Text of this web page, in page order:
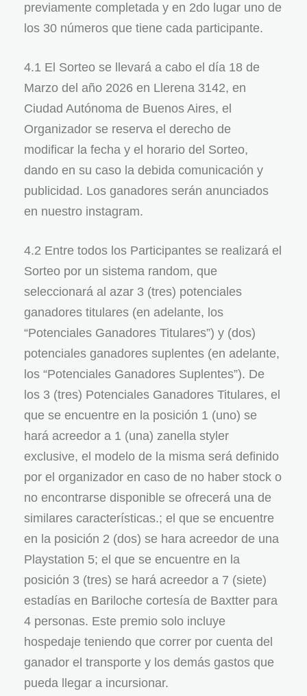
previamente completada y en 2do lugar uno de
los 30 números que tiene cada participante.
4.1 El Sorteo se llevará a cabo el día 18 de
Marzo del año 2026 en Llerena 3142, en
Ciudad Autónoma de Buenos Aires, el
Organizador se reserva el derecho de
modificar la fecha y el horario del Sorteo,
dando en su caso la debida comunicación y
publicidad. Los ganadores serán anunciados
en nuestro instagram.
4.2 Entre todos los Participantes se realizará el
Sorteo por un sistema random, que
seleccionará al azar 3 (tres) potenciales
ganadores titulares (en adelante, los
“Potenciales Ganadores Titulares”) y (dos)
potenciales ganadores suplentes (en adelante,
los “Potenciales Ganadores Suplentes”). De
los 3 (tres) Potenciales Ganadores Titulares, el
que se encuentre en la posición 1 (uno) se
hará acreedor a 1 (una) zanella styler
exclusive, el modelo de la misma será definido
por el organizador en caso de no haber stock o
no encontrarse disponible se ofrecerá una de
similares características.; el que se encuentre
en la posición 2 (dos) se hara acreedor de una
Playstation 5; el que se encuentre en la
posición 3 (tres) se hará acreedor a 7 (siete)
estadías en Bariloche cortesía de Baxtter para
4 personas. Este premio solo incluye
hospedaje teniendo que correr por cuenta del
ganador el transporte y los demás gastos que
pueda llegar a incursionar.